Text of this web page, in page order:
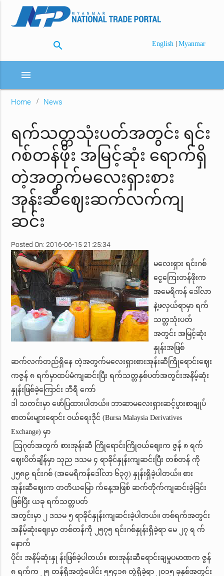
search English | Myanmar
menu
Home News
ရက်သတ္တသုံးပတ်အတွင်း ရင်း
ဂစ်တန်ဖိုး အမြင့်ဆုံး ရောက်ရှိ
တဲ့အတွက်မလေးရှားစား
အုန်းဆီဈေးဆက်လက်ကျ
ဆင်း
Posted On: 2016-06-15 21:25:34
မလေးရှား ရင်းဂစ်
ငွေကြေးတန်ဖိုးက
အမေရိကန် ဒေါ်လာ
နဲ့ဖလှယ်ရာမှာ ရက်
သတ္တသုံးပတ်
အတွင်း အမြင့်ဆုံး
နှုန်းအဖြစ်
ဆက်လက်တည်ရှိနေ တဲ့အတွက်မလေးရှားစားအုန်းဆီကြိုရောင်းဈေး
ကဇွန် ၈ ရက်မှာထပ်မံကျဆင်းပြီး ရက်သတ္တနှစ်ပတ်အတွင်းအနိမ့်ဆုံး
နှုန်းဖြစ်ခဲ့ကြောင်း ဘီရီ ကော်
ဒါ သတင်းမှာ ဖော်ပြထားပါတယ်။ ဘာဆာမလေးရှားဆင့်ပွားစာချုပ်
စာတမ်းများရောင်း ဝယ်ရေးဒိုင် (Bursa Malaysia Derivatives
Exchange) မှာ
သြဂုတ်အတွက် စားအုန်းဆီ ကြိုရောင်းကြိုဝယ်ဈေးက ဇွန် ၈ ရက်
ဈေးပိတ်ချိန်မှာ သုည ဒသမ ၄ ရာခိုင်နှုန်းကျဆင်းပြီး တစ်တန် ကို
၂၅၈၉ ရင်းဂစ် (အမေရိကန်ဒေါ်လာ ၆၃၇) နှုန်းရှိခဲ့ပါတယ်။ စား
အုန်းဆီဈေးက တတိယမြော က်နေ့အဖြစ် ဆက်တိုက်ကျဆင်းခဲ့ခြင်း
ဖြစ်ပြီး ယခု ရက်သတ္တပတ်
အတွင်းမှာ ၂ ဒသမ ၅ ရာခိုင်နှုန်းကျဆင်းခဲ့ပါတယ်။ တစ်ရက်အတွင်း
အနိမ့်ဆုံးဈေးမှာ တစ်တန်ကို ၂၅၇၅ ရင်းဂစ်နှုန်းရှိခဲ့ရာ မေ ၂၇ ရ က်
နောက်
ပိုင်း အနိမ့်ဆုံးနှု န်းဖြစ်ခဲ့ပါတယ်။ စားအုန်းဆီရောင်းချမှုပမာဏက ဇွန်
၈ ရက်က ၂၅ တန်ရှိအတွဲပေါင်း ၅၅၄၁၈ တွဲရှိခဲ့ရာ ၂၀၁၅ ခုနှစ်အတွင်း